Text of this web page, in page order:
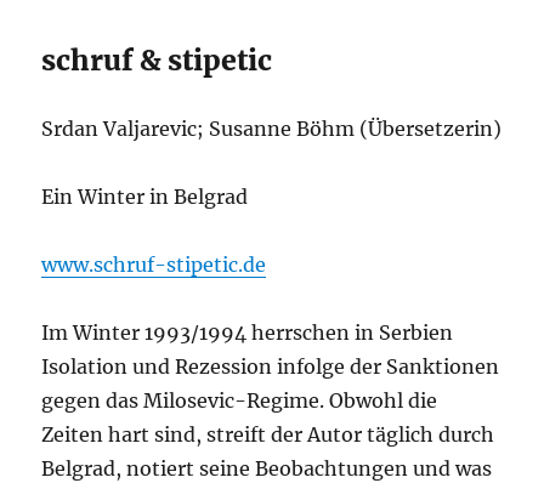
schruf & stipetic
Srdan Valjarevic; Susanne Böhm (Übersetzerin)
Ein Winter in Belgrad
www.schruf-stipetic.de
Im Winter 1993/1994 herrschen in Serbien
Isolation und Rezession infolge der Sanktionen
gegen das Milosevic-Regime. Obwohl die
Zeiten hart sind, streift der Autor täglich durch
Belgrad, notiert seine Beobachtungen und was